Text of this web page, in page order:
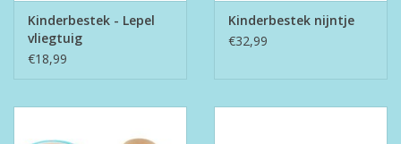
Kinderbestek - Lepel
vliegtuig
€18,99
Kinderbestek nijntje
€32,99